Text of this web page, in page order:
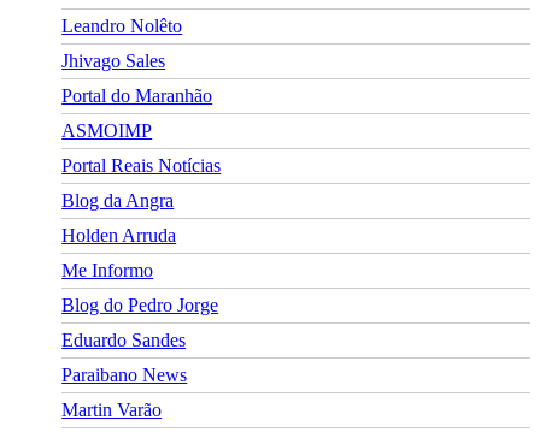
Leandro Nolêto
Jhivago Sales
Portal do Maranhão
ASMOIMP
Portal Reais Notí­cias
Blog da Angra
Holden Arruda
Me Informo
Blog do Pedro Jorge
Eduardo Sandes
Paraibano News
Martin Varão